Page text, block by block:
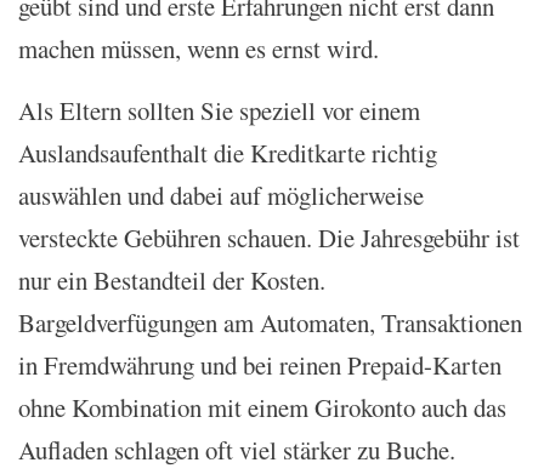
machen müssen, wenn es ernst wird.
Als Eltern sollten Sie speziell vor einem
Auslandsaufenthalt die Kreditkarte richtig
auswählen und dabei auf möglicherweise
versteckte Gebühren schauen. Die Jahresgebühr ist
nur ein Bestandteil der Kosten.
Bargeldverfügungen am Automaten, Transaktionen
in Fremdwährung und bei reinen Prepaid-Karten
ohne Kombination mit einem Girokonto auch das
Aufladen schlagen oft viel stärker zu Buche.